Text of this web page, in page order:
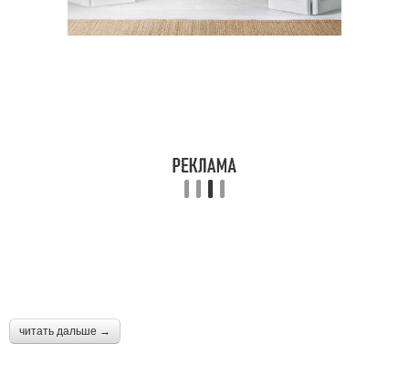
читать дальше →